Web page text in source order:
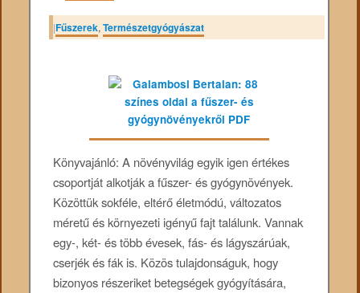
|Fűszerek,Természetgyógyászat
Könyvajánló: A növényvilág egyik igen értékes
csoportját alkotják a fűszer- és gyógynövények.
Közöttük sokféle, eltérő életmódú, változatos
méretű és környezeti igényű fajt találunk. Vannak
egy-, két- és több évesek, fás- és lágyszárúak,
cserjék és fák is. Közös tulajdonságuk, hogy
bizonyos részeriket betegségek gyógyítására,